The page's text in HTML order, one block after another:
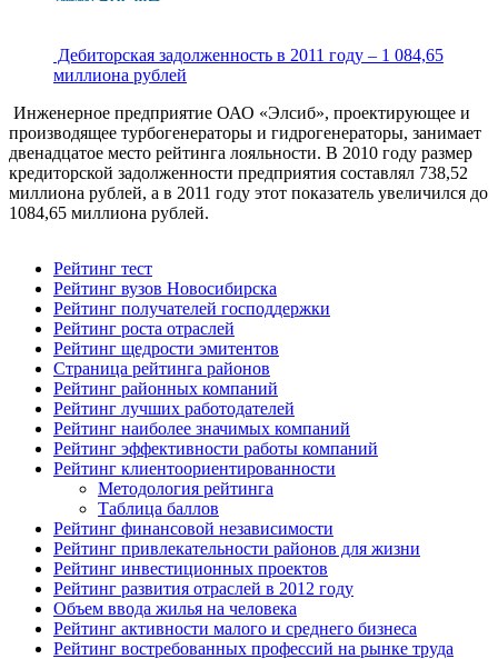
Дебиторская задолженность в 2011 году – 1 084,65
миллиона рублей
Инженерное предприятие ОАО «Элсиб», проектирующее и
производящее турбогенераторы и гидрогенераторы, занимает
двенадцатое место рейтинга лояльности. В 2010 году размер
кредиторской задолженности предприятия составлял 738,52
миллиона рублей, а в 2011 году этот показатель увеличился до
1084,65 миллиона рублей.
Рейтинг тест
Рейтинг вузов Новосибирска
Рейтинг получателей господдержки
Рейтинг роста отраслей
Рейтинг щедрости эмитентов
Страница рейтинга районов
Рейтинг районных компаний
Рейтинг лучших работодателей
Рейтинг наиболее значимых компаний
Рейтинг эффективности работы компаний
Рейтинг клиентоориентированности
Методология рейтинга
Таблица баллов
Рейтинг финансовой независимости
Рейтинг привлекательности районов для жизни
Рейтинг инвестиционных проектов
Рейтинг развития отраслей в 2012 году
Объем ввода жилья на человека
Рейтинг активности малого и среднего бизнеса
Рейтинг востребованных профессий на рынке труда